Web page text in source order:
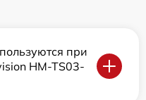
при
HM-TS03-